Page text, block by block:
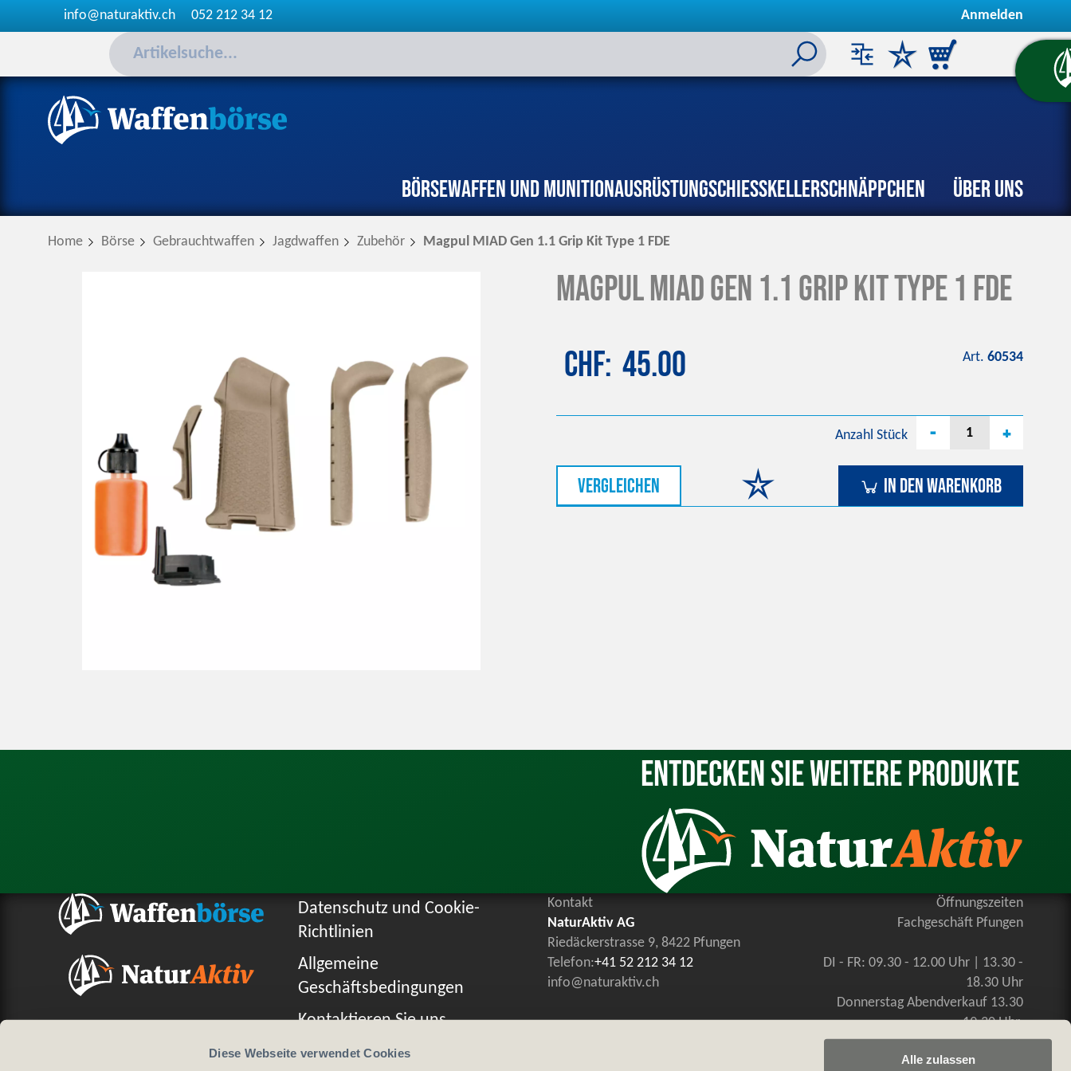
Diese Webseite verwendet Cookies
Alle zulassen
info@naturaktiv.ch 052 212 34 12 Anmelden
BörseWaffen und MunitionAusrüstungSchiesskellerSchnäppchen Über uns
Home Börse Gebrauchtwaffen Jagdwaffen Zubehör Magpul MIAD Gen 1.1 Grip Kit Type 1 FDE
Magpul MIAD Gen 1.1 Grip Kit Type 1 FDE
CHF 45.00 Art. 60534
vergleichen
Anzahl Stück - +
In den Warenkorb
Entdecken Sie weitere Produkte
Datenschutz und Cookie-
Richtlinien
Allgemeine
Geschäftsbedingungen
Kontaktieren Sie uns
Kontakt
NaturAktiv AG
Riedäckerstrasse 9, 8422 Pfungen
Telefon:+41 52 212 34 12
info@naturaktiv.ch
Öffnungszeiten
Fachgeschäft Pfungen
DI - FR: 09.30 - 12.00 Uhr | 13.30 -
18.30 Uhr
Donnerstag Abendverkauf 13.30
-19.30 Uhr
SA: 09.00 - 16.00 Uhr, durchgehend